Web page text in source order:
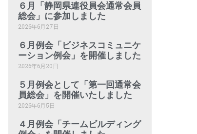
６月「静岡県連役員会通常会員
総会」に参加しました
2026年6月27日
６月例会「ビジネスコミュニケ
ーション例会」を開催しました
2026年6月20日
５月例会として「第一回通常会
員総会」を開催いたしました
2026年6月5日
４月例会「チームビルディング